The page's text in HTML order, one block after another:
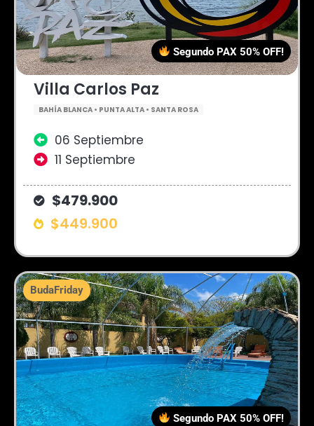
Villa Carlos Paz
BAHÍA BLANCA • PUNTA ALTA • SANTA ROSA
06 Septiembre
11 Septiembre
$479.900
$449.900
Segundo PAX 50% OFF!
BudaFriday
Segundo PAX 50% OFF!